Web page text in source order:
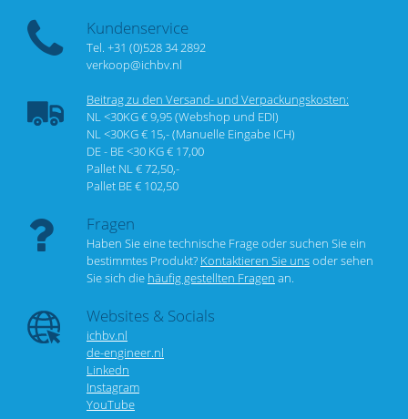
Kundenservice
Tel. +31 (0)528 34 2892
verkoop@ichbv.nl
Beitrag zu den Versand- und Verpackungskosten:
NL <30KG € 9,95 (Webshop und EDI)
NL <30KG € 15,- (Manuelle Eingabe ICH)
DE - BE <30 KG € 17,00
Pallet NL € 72,50,-
Pallet BE € 102,50
Fragen
Haben Sie eine technische Frage oder suchen Sie ein
bestimmtes Produkt? Kontaktieren Sie unsoder sehen
Sie sich die häufig gestellten Fragen an.
Websites & Socials
ichbv.nl
de-engineer.nl
Linkedn
Instagram
YouTube